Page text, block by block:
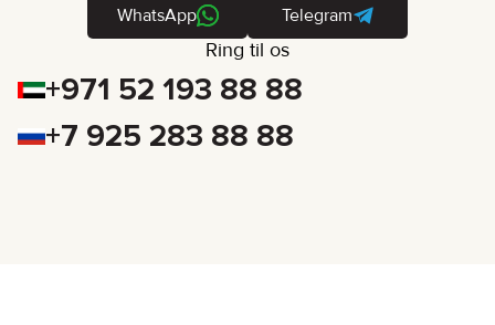
WhatsApp Telegram
Ring til os
+971 52 193 88 88
+7 925 283 88 88